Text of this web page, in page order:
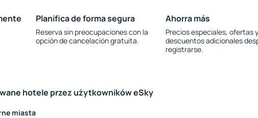
Planifica de forma segura
Reserva sin preocupaciones con la
opción de cancelación gratuita.
Ahorra más
Precios especiales, ofertas y
descuentos adicionales
registrarse.
hotele przez użytkowników eSky
miasta